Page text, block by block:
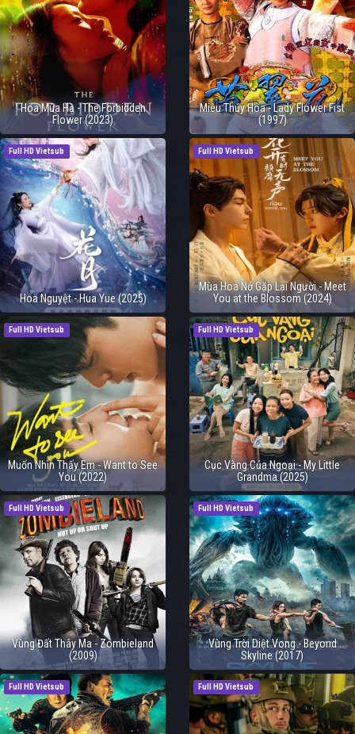
Hoa Mùa Hạ - The Forbidden
Flower (2023)
Miêu Thúy Hoa - Lady Flower Fist
(1997)
Full HD Vietsub
Hoa Nguyệt - Hua Yue (2025)
Full HD Vietsub
Mùa Hoa Nở Gặp Lại Người - Meet
You at the Blossom (2024)
Full HD Vietsub
Muốn Nhìn Thấy Em - Want to See
You (2022)
Full HD Vietsub
Cục Vàng Của Ngoại - My Little
Grandma (2025)
Full HD Vietsub
Vùng Đất Thây Ma - Zombieland
(2009)
Full HD Vietsub
Vùng Trời Diệt Vong - Beyond
Skyline (2017)
Full HD Vietsub Full HD Vietsub